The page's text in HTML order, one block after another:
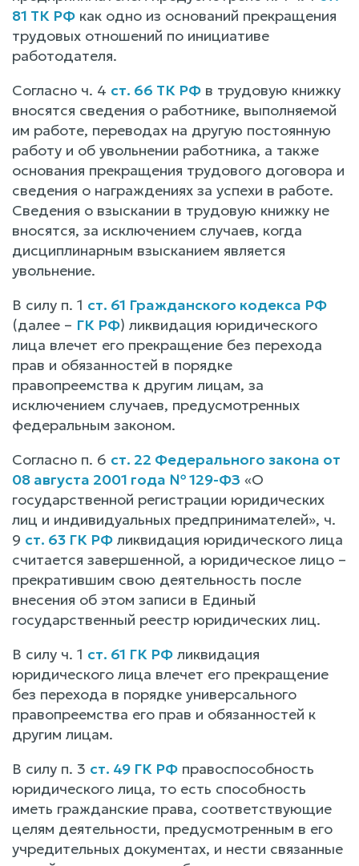
81 ТК РФ как одно из оснований прекращения
трудовых отношений по инициативе
работодателя.
Согласно ч. 4 ст. 66 ТК РФ в трудовую книжку
вносятся сведения о работнике, выполняемой
им работе, переводах на другую постоянную
работу и об увольнении работника, а также
основания прекращения трудового договора и
сведения о награждениях за успехи в работе.
Сведения о взыскании в трудовую книжку не
вносятся, за исключением случаев, когда
дисциплинарным взысканием является
увольнение.
В силу п. 1 ст. 61 Гражданского кодекса РФ
(далее – ГК РФ) ликвидация юридического
лица влечет его прекращение без перехода
прав и обязанностей в порядке
правопреемства к другим лицам, за
исключением случаев, предусмотренных
федеральным законом.
Согласно п. 6 ст. 22 Федерального закона от
08 августа 2001 года № 129-ФЗ «О
государственной регистрации юридических
лиц и индивидуальных предпринимателей», ч.
9 ст. 63 ГК РФ ликвидация юридического лица
считается завершенной, а юридическое лицо –
прекратившим свою деятельность после
внесения об этом записи в Единый
государственный реестр юридических лиц.
В силу ч. 1 ст. 61 ГК РФ ликвидация
юридического лица влечет его прекращение
без перехода в порядке универсального
правопреемства его прав и обязанностей к
другим лицам.
В силу п. 3 ст. 49 ГК РФ правоспособность
юридического лица, то есть способность
иметь гражданские права, соответствующие
целям деятельности, предусмотренным в его
учредительных документах, и нести связанные